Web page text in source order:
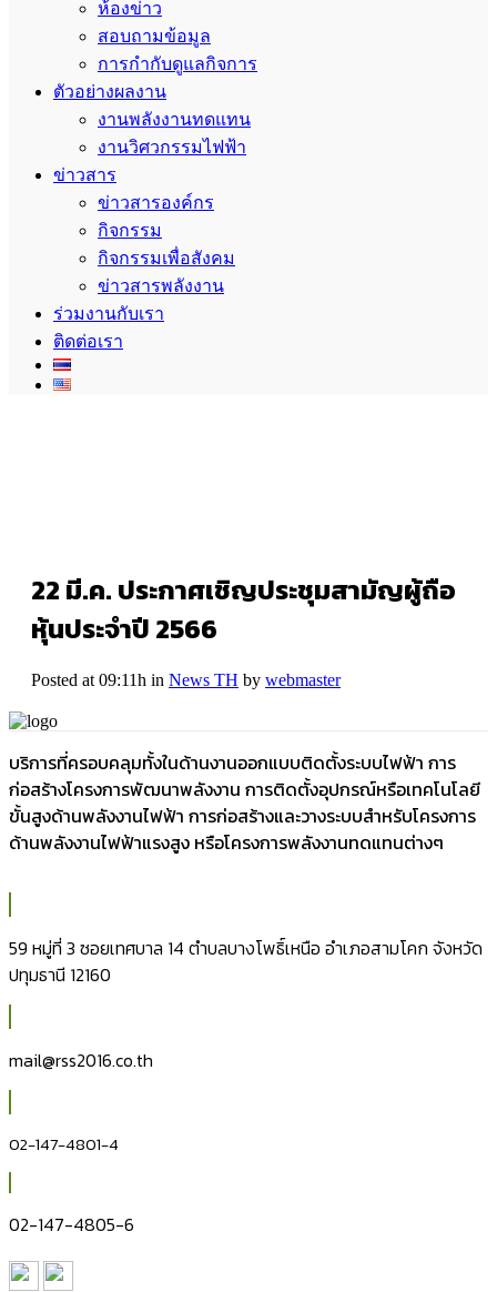
ห้องข่าว
สอบถามข้อมูล
การกำกับดูแลกิจการ
ตัวอย่างผลงาน
งานพลังงานทดแทน
งานวิศวกรรมไฟฟ้า
ข่าวสาร
ข่าวสารองค์กร
กิจกรรม
กิจกรรมเพื่อสังคม
ข่าวสารพลังงาน
ร่วมงานกับเรา
ติดต่อเรา
22 มี.ค. ประกาศเชิญประชุมสามัญผู้ถือ
หุ้นประจำปี 2566
Posted at 09:11h in News TH by webmaster
บริการที่ครอบคลุมทั้งในด้านงานออกแบบติดตั้งระบบไฟฟ้า การ
ก่อสร้างโครงการพัฒนาพลังงาน การติดตั้งอุปกรณ์หรือเทคโนโลยี
ขั้นสูงด้านพลังงานไฟฟ้า การก่อสร้างและวางระบบสำหรับโครงการ
ด้านพลังงานไฟฟ้าแรงสูง หรือโครงการพลังงานทดแทนต่างๆ
59 หมู่ที่ 3 ซอยเทศบาล 14 ตำบลบางโพธิ์เหนือ อำเภอสามโคก จังหวัด
ปทุมธานี 12160
mail@rss2016.co.th
02-147-4801-4
02-147-4805-6